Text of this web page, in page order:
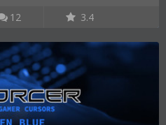
12 3.4